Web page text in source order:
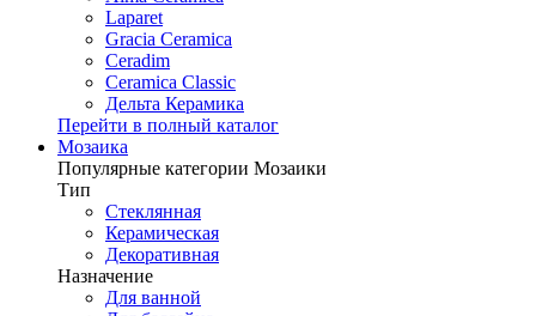
Laparet
Gracia Ceramica
Ceradim
Ceramica Classic
Дельта Керамика
Перейти в полный каталог
Мозаика
Популярные категории Мозаики
Тип
Стеклянная
Керамическая
Декоративная
Назначение
Для ванной